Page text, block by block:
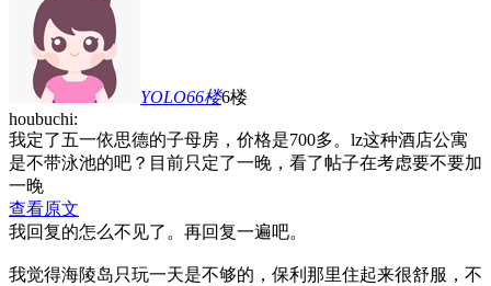
YOLO66楼6楼
houbuchi:
我定了五一依思德的子母房，价格是700多。lz这种酒店公寓
是不带泳池的吧？目前只定了一晚，看了帖子在考虑要不要加
一晚
查看原文
我回复的怎么不见了。再回复一遍吧。
我觉得海陵岛只玩一天是不够的，保利那里住起来很舒服，不